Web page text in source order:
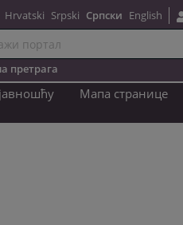
Hrvatski Srpski Српски English
претрага
Мапа странице